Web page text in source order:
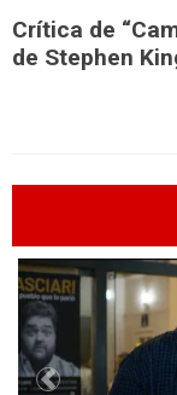
Crítica de
de Stephen